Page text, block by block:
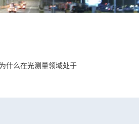
什么在光测量领域处于